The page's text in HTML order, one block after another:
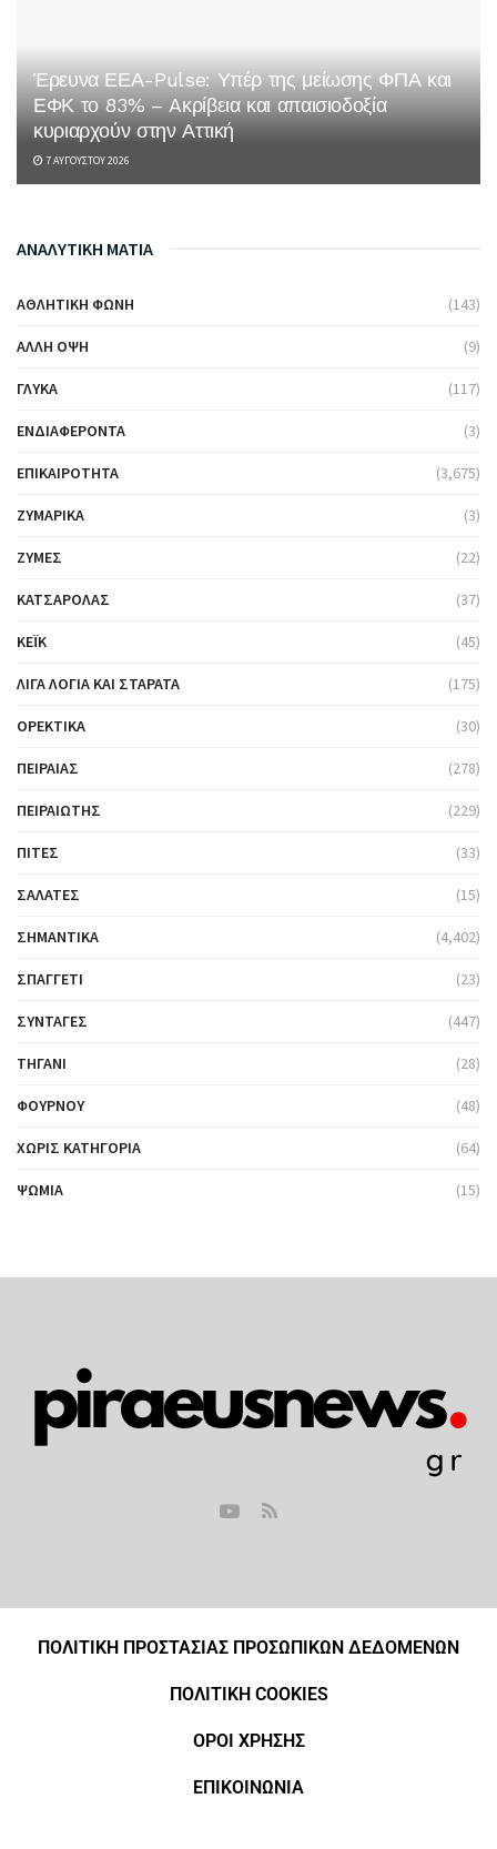
Έρευνα ΕΕΑ-Pulse: Υπέρ της μείωσης ΦΠΑ και
ΕΦΚ το 83% – Aκρίβεια και απαισιοδοξία
κυριαρχούν στην Αττική
7 ΑΥΓΟΎΣΤΟΥ 2026
ΑΝΑΛΥΤΙΚΗ ΜΑΤΙΑ
ΑΘΛΗΤΙΚΉ ΦΩΝΉ (143)
ΆΛΛΗ ΌΨΗ (9)
ΓΛΥΚΆ (117)
ΕΝΔΙΑΦΈΡΟΝΤΑ (3)
ΕΠΙΚΑΙΡΌΤΗΤΑ (3,675)
ΖΥΜΑΡΙΚΆ (3)
ΖΎΜΕΣ (22)
ΚΑΤΣΑΡΌΛΑΣ (37)
ΚΈΙΚ (45)
ΛΊΓΑ ΛΌΓΙΑ ΚΑΙ ΣΤΑΡΆΤΑ (175)
ΟΡΕΚΤΙΚΆ (30)
ΠΕΙΡΑΙΆΣ (278)
ΠΕΙΡΑΙΏΤΗΣ (229)
ΠΊΤΕΣ (33)
ΣΑΛΆΤΕΣ (15)
ΣΗΜΑΝΤΙΚΆ (4,402)
ΣΠΑΓΓΈΤΙ (23)
ΣΥΝΤΑΓΈΣ (447)
ΤΗΓΆΝΙ (28)
ΦΟΎΡΝΟΥ (48)
ΧΩΡΊΣ ΚΑΤΗΓΟΡΊΑ (64)
ΨΩΜΙΆ (15)
ΠΟΛΙΤΙΚΗ ΠΡΟΣΤΑΣΙΑΣ ΠΡΟΣΩΠΙΚΩΝ ΔΕΔΟΜΕΝΩΝ
ΠΟΛΙΤΙΚΗ COOKIES
ΟΡΟΙ ΧΡΗΣΗΣ
ΕΠΙΚΟΙΝΩΝΙΑ